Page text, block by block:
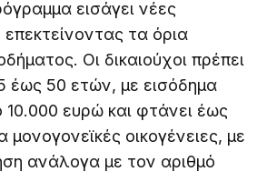
εισάγει νέες
επεκτείνοντας τα όρια
Οι δικαιούχοι πρέπει
έως 50 ετών, με εισόδημα
10.000 ευρώ και φτάνει έως
μονογονεϊκές οικογένειες, με
ανάλογα με τον αριθμό